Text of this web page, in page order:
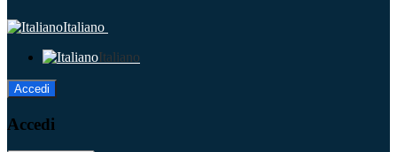
Italiano
Italiano
Accedi
Accedi